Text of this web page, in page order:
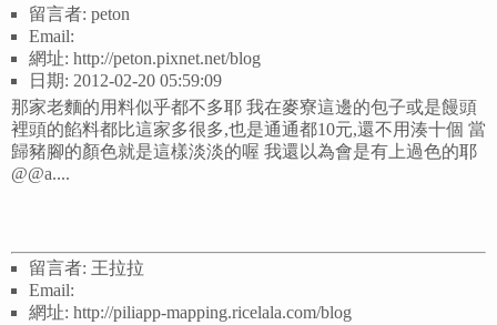
留言者: peton
Email:
網址: http://peton.pixnet.net/blog
日期: 2012-02-20 05:59:09
那家老麵的用料似乎都不多耶 我在麥寮這邊的包子或是饅頭
裡頭的餡料都比這家多很多,也是通通都10元,還不用湊十個 當
歸豬腳的顏色就是這樣淡淡的喔 我還以為會是有上過色的耶
@@a....
留言者: 王拉拉
Email:
網址: http://piliapp-mapping.ricelala.com/blog